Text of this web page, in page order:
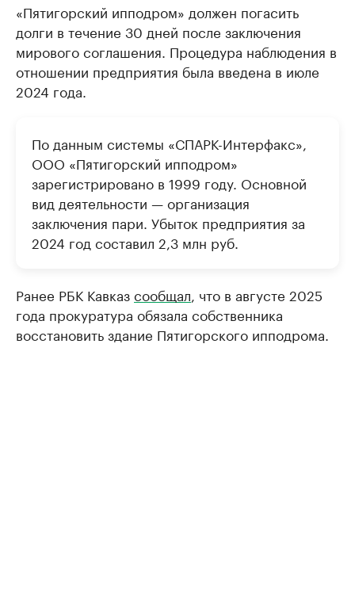
«Пятигорский ипподром» должен погасить
долги в течение 30 дней после заключения
мирового соглашения. Процедура наблюдения в
отношении предприятия была введена в июле
2024 года.
По данным системы «СПАРК-Интерфакс»,
ООО «Пятигорский ипподром»
зарегистрировано в 1999 году. Основной
вид деятельности — организация
заключения пари. Убыток предприятия за
2024 год составил 2,3 млн руб.
Ранее РБК Кавказсообщал , что в августе 2025
года прокуратура обязала собственника
восстановить здание Пятигорского ипподрома.